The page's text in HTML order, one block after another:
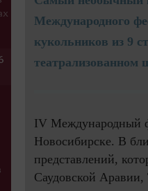
Международного
кукольников из 9
театрализованном
IV Международный
Новосибирске. В
представлений,
Саудовской